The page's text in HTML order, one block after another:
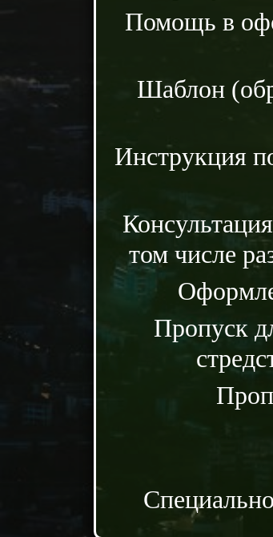
Помощь в
Шаблон
Инструкция
том числе
Пропуск